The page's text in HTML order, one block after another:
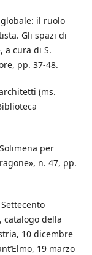
globale: il ruolo
Gli spazi di
a cura di S.
pp. 37-48.
(ms.
per
n. 47, pp.
catalogo della
10 dicembre
19 marzo